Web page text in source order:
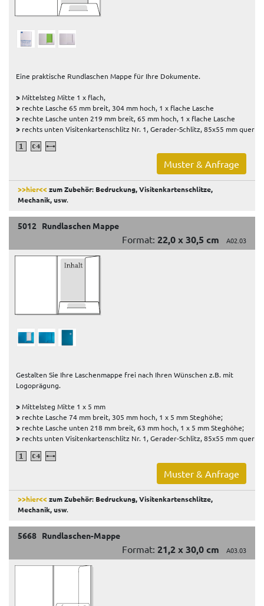
Eine praktische Rundlaschen Mappe für Ihre Dokumente.
>Mittelsteg Mitte 1 x flach,
> rechte Lasche 65 mm breit, 304 mm hoch, 1 x flache Lasche
> rechte Lasche unten 219 mm breit, 65 mm hoch, 1 x flache Lasche
> rechts unten Visitenkartenschlitz Nr. 1, Gerader-Schlitz, 85x55 mm quer
Muster & Anfrage
>>hier<<zum Zubehör: Bedruckung, Visitenkartenschlitze,
Mechanik, usw.
5012 Rundlaschen Mappe
Format: 22,0 x 30,5 cm A02.03
Gestalten Sie Ihre Laschenmappe frei nach Ihren Wünschen z.B. mit
Logoprägung.
>Mittelsteg Mitte 1 x 5 mm
> rechte Lasche 74 mm breit, 305 mm hoch, 1 x 5 mm Steghöhe;
> rechte Lasche unten 218 mm breit, 63 mm hoch, 1 x 5 mm Steghöhe;
> rechts unten Visitenkartenschlitz Nr. 1, Gerader-Schlitz, 85x55 mm quer
Muster & Anfrage
>>hier<<zum Zubehör: Bedruckung, Visitenkartenschlitze,
Mechanik, usw.
5668 Rundlaschen-Mappe
Format: 21,2 x 30,0 cm A03.03